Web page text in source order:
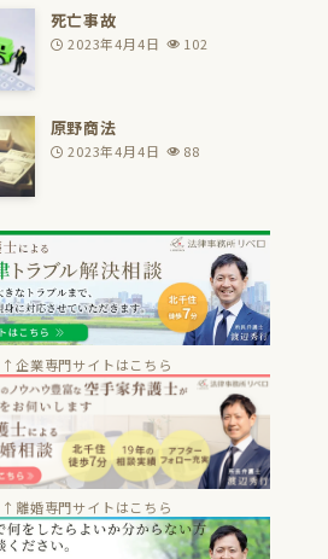
死亡事故
2023年4月4日 102
原野商法
2023年4月4日 88
↑企業専門サイトはこちら
↑離婚専門サイトはこちら